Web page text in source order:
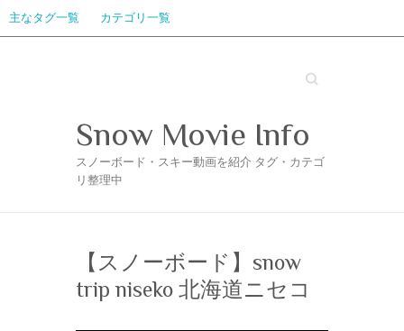
主なタグ一覧 カテゴリ一覧
Search
Snow Movie Info
スノーボード・スキー動画を紹介 タグ・カテゴ
リ整理中
【スノーボード】snow
trip niseko 北海道ニセコ